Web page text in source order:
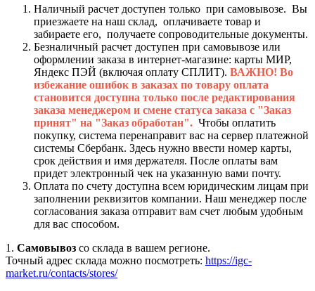
Наличный расчет доступен только при самовывозе. Вы
приезжаете на наш склад, оплачиваете товар и
забираете его, получаете сопроводительные документы.
Безналичный расчет доступен при самовывозе или
оформлении заказа в интернет-магазине: карты МИР,
Яндекс ПЭЙ (включая оплату СПЛИТ). ВАЖНО! Во
избежание ошибок в заказах по товару оплата
становится доступна только после редактирования
заказа менеджером и смене статуса заказа с "Заказ
принят" на "Заказ обработан". Чтобы оплатить
покупку, система перенаправит вас на сервер платежной
системы Сбербанк. Здесь нужно ввести номер карты,
срок действия и имя держателя. После оплаты вам
придет электронный чек на указанную вами почту.
Оплата по счету доступна всем юридическим лицам при
заполнении реквизитов компании. Наш менеджер после
согласования заказа отправит вам счет любым удобным
для вас способом.
1. Самовывоз со склада в вашем регионе.
Точный адрес склада можно посмотреть: https://igc-
market.ru/contacts/stores/